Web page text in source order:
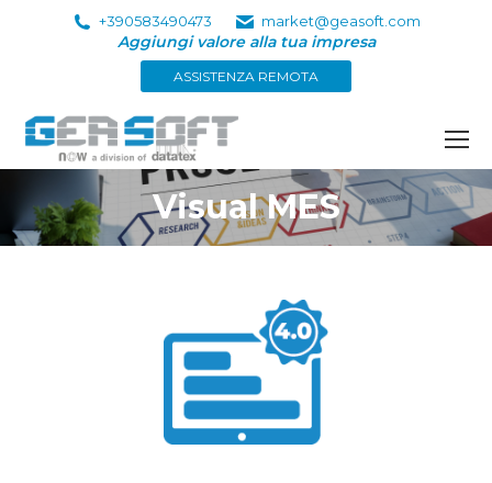
+390583490473 market@geasoft.com
Aggiungi valore alla tua impresa
ASSISTENZA REMOTA
Visual MES
Tu sei qui: